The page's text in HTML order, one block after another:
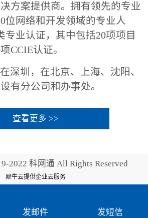
方案提供商。拥有领先的专业
位网络和开发领域的专业人
专业认证，其中包括20项项目
CCIE认证。
深圳，在北京、上海、沈阳、
有分公司和办事处。
查看更多 >>
2022 科网通 All Rights Reserved
犀牛云提供企业云服务
发邮件 发短信